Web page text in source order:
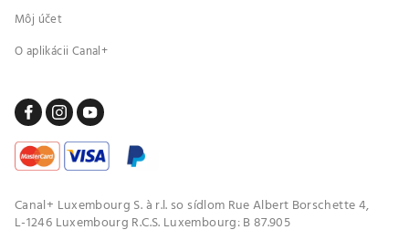
Môj účet
O aplikácii Canal+
Canal+ Luxembourg S. à r.l. so sídlom Rue Albert Borschette 4,
L-1246 Luxembourg R.C.S. Luxembourg: B 87.905